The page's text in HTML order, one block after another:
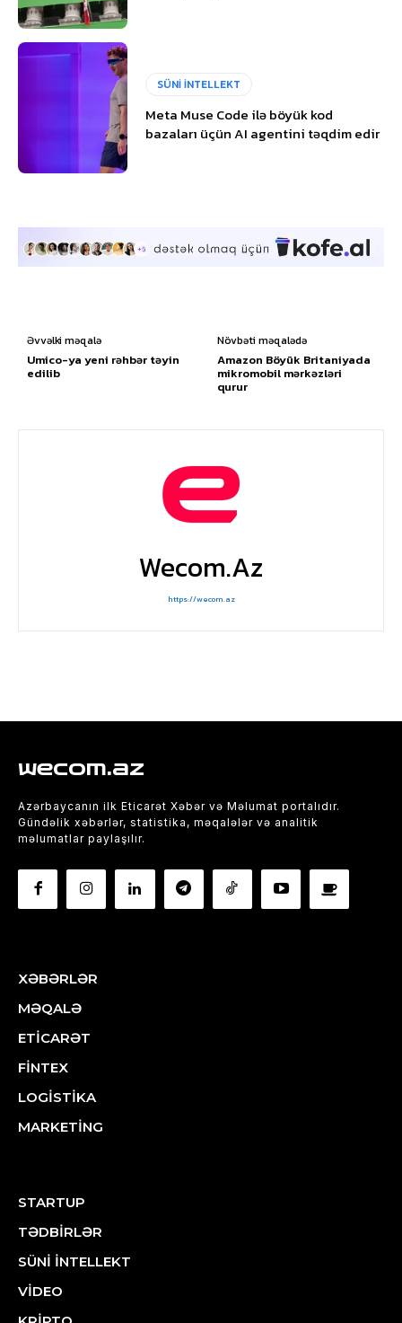
SÜNİ İNTELLEKT
Meta Muse Code ilə böyük kod
bazaları üçün AI agentini təqdim edir
Əvvəlki məqalə
Umico-ya yeni rəhbər təyin
edilib
Növbəti məqalədə
Amazon Böyük Britaniyada
mikromobil mərkəzləri
qurur
Wecom.az
https://wecom.az
wecom.az
Azərbaycanın ilk Eticarət Xəbər və Məlumat portalıdır.
Gündəlik xəbərlər, statistika, məqalələr və analitik
məlumatlar paylaşılır.
XƏBƏRLƏR
MƏQALƏ
ETİCARƏT
FİNTEX
LOGİSTİKA
MARKETİNG
STARTUP
TƏDBİRLƏR
SÜNİ İNTELLEKT
VİDEO